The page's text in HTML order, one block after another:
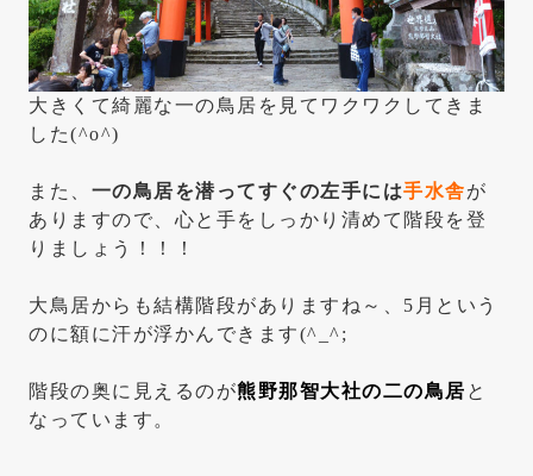
大きくて綺麗な一の鳥居を見てワクワクしてきま
した(^o^)
また、 一の鳥居を潜ってすぐの左手には手水舎が
ありますので、心と手をしっかり清めて階段を登
りましょう！！！
大鳥居からも結構階段がありますね～、5月という
のに額に汗が浮かんできます(^_^;
階段の奥に見えるのが熊野那智大社の二の鳥居 と
なっています。